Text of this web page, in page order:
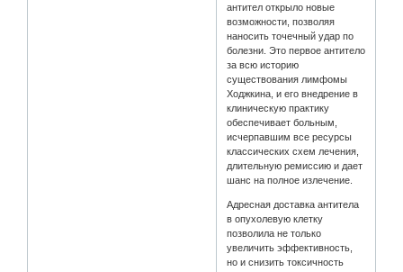
антител открыло новые
возможности, позволяя
наносить точечный удар по
болезни. Это первое антитело
за всю историю
существования лимфомы
Ходжкина, и его внедрение в
клиническую практику
обеспечивает больным,
исчерпавшим все ресурсы
классических схем лечения,
длительную ремиссию и дает
шанс на полное излечение.
Адресная доставка антитела
в опухолевую клетку
позволила не только
увеличить эффективность,
но и снизить токсичность